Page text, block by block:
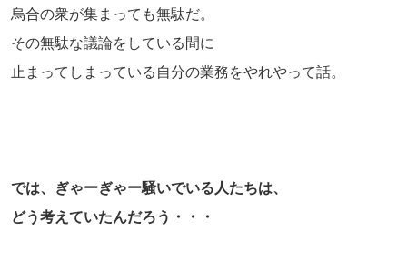
烏合の衆が集まっても無駄だ。
その無駄な議論をしている間に
止まってしまっている自分の業務をやれやって話。
では、ぎゃーぎゃー騒いでいる人たちは、
どう考えていたんだろう・・・